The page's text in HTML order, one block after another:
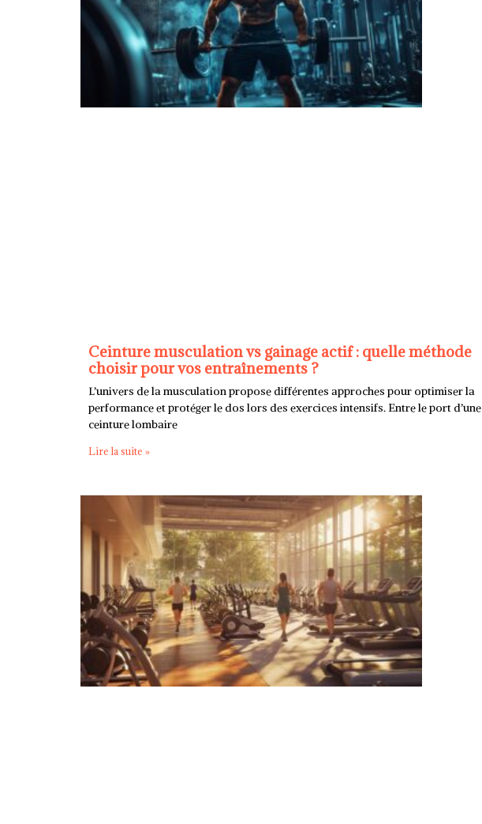
Ceinture musculation vs gainage actif : quelle méthode
choisir pour vos entraînements ?
L’univers de la musculation propose différentes approches pour optimiser la
performance et protéger le dos lors des exercices intensifs. Entre le port d’une
ceinture lombaire
Lire la suite »